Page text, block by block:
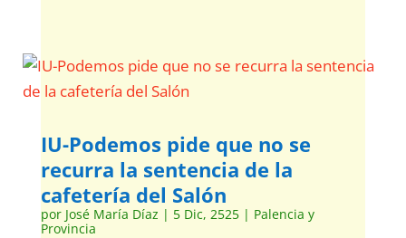
IU-Podemos pide que no se
recurra la sentencia de la
cafetería del Salón
por José María Díaz | 5 Dic, 2525| Palencia y
Provincia